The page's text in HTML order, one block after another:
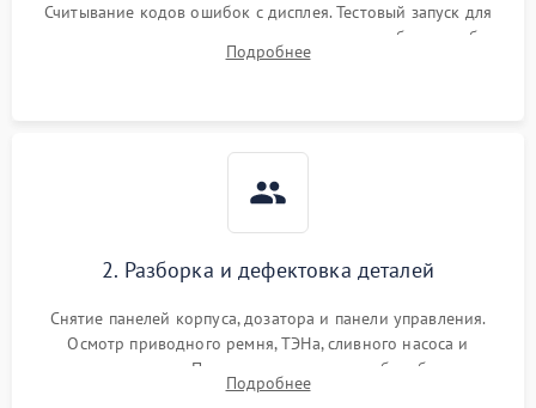
Считывание кодов ошибок с дисплея. Тестовый запуск для
выявления посторонних шумов, протечек или сбоев в работе
электронного модуля управления.
Подробнее
2. Разборка и дефектовка деталей
Снятие панелей корпуса, дозатора и панели управления.
Осмотр приводного ремня, ТЭНа, сливного насоса и
амортизаторов. Проверка подшипников барабана и
крестовины на износ, а манжеты люка на разрывы.
Подробнее